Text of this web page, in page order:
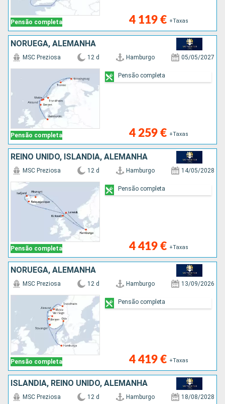
Pensão completa 4 119 € +Taxas
NORUEGA, ALEMANHA
Pensão completa
MSC Preziosa 12 d Hamburgo 05/05/2027
4 259 € +Taxas
Pensão completa
REINO UNIDO, ISLÂNDIA, ALEMANHA
Pensão completa
MSC Preziosa 12 d Hamburgo 14/05/2028
4 419 € +Taxas
Pensão completa
NORUEGA, ALEMANHA
Pensão completa
MSC Preziosa 12 d Hamburgo 13/09/2026
4 419 € +Taxas
Pensão completa
ISLÂNDIA, REINO UNIDO, ALEMANHA
MSC Preziosa 12 d Hamburgo 18/08/2028